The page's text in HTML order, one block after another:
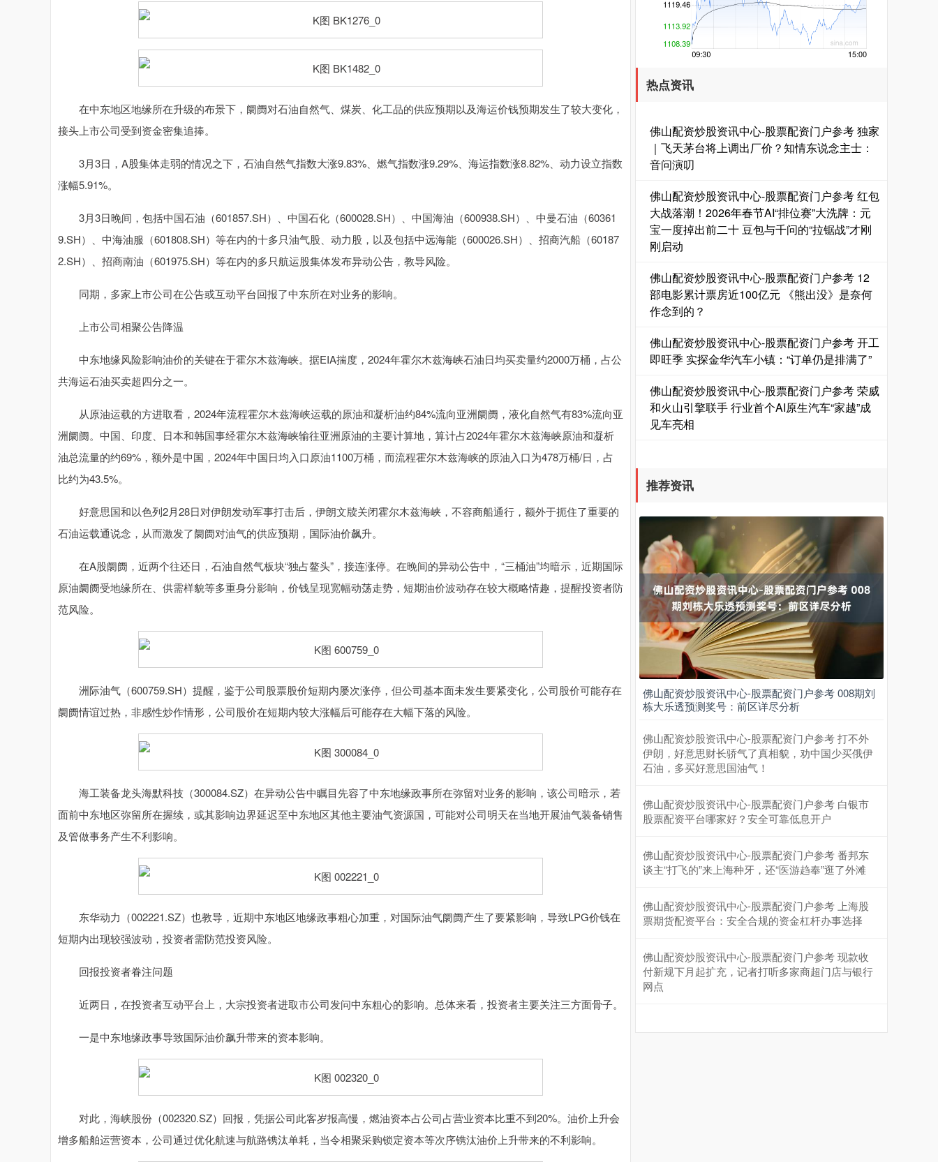
在中东地区地缘所在升级的布景下，阛阓对石油自然气、煤炭、化工品的供应预期以及海运价钱预期发生了较大变化，
接头上市公司受到资金密集追捧。
3月3日，A股集体走弱的情况之下，石油自然气指数大涨9.83%、燃气指数涨9.29%、海运指数涨8.82%、动力设立指数
涨幅5.91%。
3月3日晚间，包括中国石油（601857.SH）、中国石化（600028.SH）、中国海油（600938.SH）、中曼石油（60361
9.SH）、中海油服（601808.SH）等在内的十多只油气股、动力股，以及包括中远海能（600026.SH）、招商汽船（60187
2.SH）、招商南油（601975.SH）等在内的多只航运股集体发布异动公告，教导风险。
同期，多家上市公司在公告或互动平台回报了中东所在对业务的影响。
上市公司相聚公告降温
中东地缘风险影响油价的关键在于霍尔木兹海峡。据EIA揣度，2024年霍尔木兹海峡石油日均买卖量约2000万桶，占公
共海运石油买卖超四分之一。
从原油运载的方进取看，2024年流程霍尔木兹海峡运载的原油和凝析油约84%流向亚洲阛阓，液化自然气有83%流向亚
洲阛阓。中国、印度、日本和韩国事经霍尔木兹海峡输往亚洲原油的主要计算地，算计占2024年霍尔木兹海峡原油和凝析
油总流量的约69%，额外是中国，2024年中国日均入口原油1100万桶，而流程霍尔木兹海峡的原油入口为478万桶/日，占
比约为43.5%。
好意思国和以色列2月28日对伊朗发动军事打击后，伊朗文牍关闭霍尔木兹海峡，不容商船通行，额外于扼住了重要的
石油运载通说念，从而激发了阛阓对油气的供应预期，国际油价飙升。
在A股阛阓，近两个往还日，石油自然气板块“独占鳌头”，接连涨停。在晚间的异动公告中，“三桶油”均暗示，近期国际
原油阛阓受地缘所在、供需样貌等多重身分影响，价钱呈现宽幅动荡走势，短期油价波动存在较大概略情趣，提醒投资者防
范风险。
洲际油气（600759.SH）提醒，鉴于公司股票股价短期内屡次涨停，但公司基本面未发生要紧变化，公司股价可能存在
阛阓情谊过热，非感性炒作情形，公司股价在短期内较大涨幅后可能存在大幅下落的风险。
海工装备龙头海默科技（300084.SZ）在异动公告中瞩目先容了中东地缘政事所在弥留对业务的影响，该公司暗示，若
面前中东地区弥留所在握续，或其影响边界延迟至中东地区其他主要油气资源国，可能对公司明天在当地开展油气装备销售
及管做事务产生不利影响。
东华动力（002221.SZ）也教导，近期中东地区地缘政事粗心加重，对国际油气阛阓产生了要紧影响，导致LPG价钱在
短期内出现较强波动，投资者需防范投资风险。
回报投资者眷注问题
近两日，在投资者互动平台上，大宗投资者进取市公司发问中东粗心的影响。总体来看，投资者主要关注三方面骨子。
一是中东地缘政事导致国际油价飙升带来的资本影响。
对此，海峡股份（002320.SZ）回报，凭据公司此客岁报高慢，燃油资本占公司占营业资本比重不到20%。油价上升会
增多船舶运营资本，公司通过优化航速与航路镌汰单耗，当令相聚采购锁定资本等次序镌汰油价上升带来的不利影响。
创业板指 -0.55%
基金指数 7229.80 -1.63 -0.02%
国债指数 229.59 -0.00 0.00%
上证综指 3900.35 +21.92
深证成指 14110.12 -34.08
沪深300 4651.31 -6.85 -0.15%
热点资讯
佛山配资炒股资讯中心-股票配资门户参考 独家
｜飞天茅台将上调出厂价？知情东说念主士：
音问演叨
佛山配资炒股资讯中心-股票配资门户参考 红包
大战落潮！2026年春节AI“排位赛”大洗牌：元
宝一度掉出前二十 豆包与千问的“拉锯战”才刚
刚启动
佛山配资炒股资讯中心-股票配资门户参考 12
部电影累计票房近100亿元 《熊出没》是奈何
作念到的？
佛山配资炒股资讯中心-股票配资门户参考 开工
即旺季 实探金华汽车小镇：“订单仍是排满了”
佛山配资炒股资讯中心-股票配资门户参考 荣威
和火山引擎联手 行业首个AI原生汽车“家越”成
见车亮相
推荐资讯
佛山配资炒股资讯中心-股票配资门户参考 008期刘
栋大乐透预测奖号：前区详尽分析
佛山配资炒股资讯中心-股票配资门户参考 打不外
伊朗，好意思财长骄气了真相貌，劝中国少买俄伊
石油，多买好意思国油气！
佛山配资炒股资讯中心-股票配资门户参考 白银市
股票配资平台哪家好？安全可靠低息开户
佛山配资炒股资讯中心-股票配资门户参考 番邦东
谈主“打飞的”来上海种牙，还“医游趋奉”逛了外滩
佛山配资炒股资讯中心-股票配资门户参考 上海股
票期货配资平台：安全合规的资金杠杆办事选择
佛山配资炒股资讯中心-股票配资门户参考 现款收
付新规下月起扩充，记者打听多家商超门店与银行
网点